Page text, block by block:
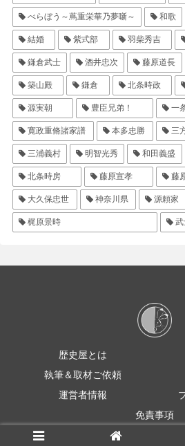
べらぼう～蔦重栄華乃夢噺～ 和歌
結婚 紫式部 羽柴秀吉
鎌倉武士 酒井忠次 藤原道長
築山殿 鎌倉 北条時政
源実朝 豊臣兄弟！ 一
寛政重脩諸家譜 本多忠勝 三
三浦義村 明智光秀 和田義盛
北条時房 藤原宣孝 藤
大久保忠世 神奈川県 源頼家
梶原景時 武
歴史屋とは
執筆＆取材ご依頼
運営者情報
免責事項
© 2021